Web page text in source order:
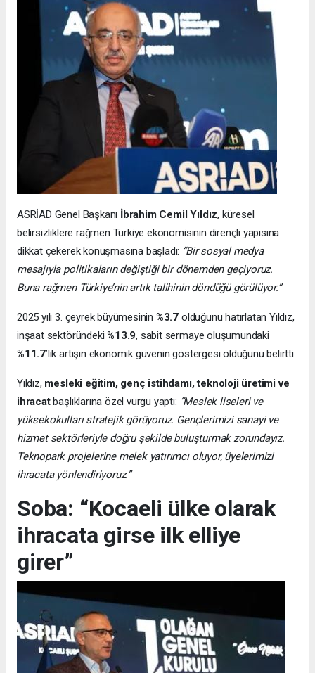
ASRİAD Genel Başkanı İbrahim Cemil Yıldız, küresel
belirsizliklere rağmen Türkiye ekonomisinin dirençli yapısına
dikkat çekerek konuşmasına başladı: “Bir sosyal medya
mesajıyla politikaların değiştiği bir dönemden geçiyoruz.
Buna rağmen Türkiye’nin artık talihinin döndüğü görülüyor.”
2025 yılı 3. çeyrek büyümesinin %3.7 olduğunu hatırlatan Yıldız,
inşaat sektöründeki%13.9, sabit sermaye oluşumundaki
%11.7’lik artışın ekonomik güvenin göstergesi olduğunu belirtti.
Yıldız, mesleki eğitim, genç istihdamı, teknoloji üretimi ve
ihracatbaşlıklarına özel vurgu yaptı: “Meslek liseleri ve
yüksekokulları stratejik görüyoruz. Gençlerimizi sanayi ve
hizmet sektörleriyle doğru şekilde buluşturmak zorundayız.
Teknopark projelerine melek yatırımcı oluyor, üyelerimizi
ihracata yönlendiriyoruz.”
Soba: “Kocaeli ülke olarak
ihracata girse ilk elliye
girer”